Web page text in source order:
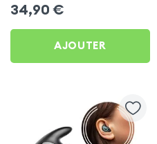
34,90 €
AJOUTER